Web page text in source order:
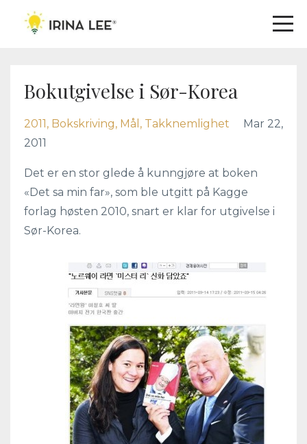
Bokutgivelse i Sør-Korea
2011 Bokskriving Mål Takknemlighet
Mar 22,
2011
Det er en stor glede å kunngjøre at boken
«Det sa min far», som ble utgitt på Kagge
forlag høsten 2010, snart er klar for utgivelse i
Sør-Korea.